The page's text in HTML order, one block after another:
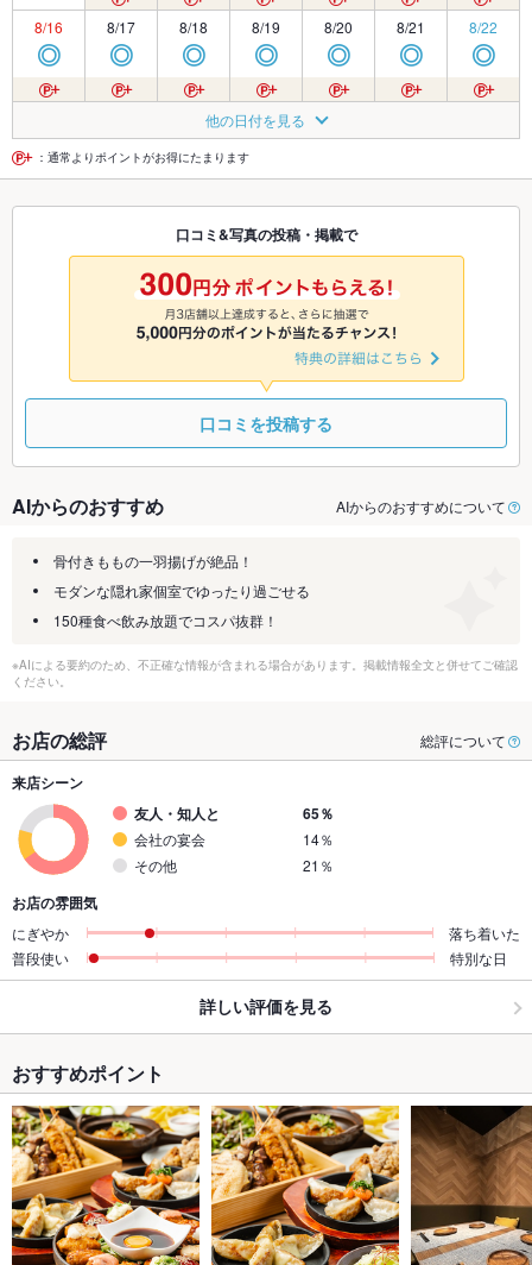
8/16
◎
8/17
◎
8/18
◎
8/19
◎
8/20
◎
8/21
◎
8/22
◎
◎ ◎
8/25
◎
8/26
◎
8/27
◎ ◎ ◎
8/30 8/31 9/1
◎
9/2
◎
9/3
◎
9/4 9/5
9/8
◎
9/9
◎
9/10
◎
9/11
他の日付を見る
：通常よりポイントがお得にたまります
口コミ&写真の投稿・掲載で
口コミを投稿する
AIからのおすすめ AIからのおすすめについて
骨付きももの一羽揚げが絶品！
モダンな隠れ家個室でゆったり過ごせる
150種食べ飲み放題でコスパ抜群！
※AIによる要約のため、不正確な情報が含まれる場合があります。掲載情報全文と併せてご確認
ください。
お店の総評 総評について
来店シーン
友人・知人と
65％
会社の宴会
14％
その他
21％
お店の雰囲気
にぎやか
落ち着いた
普段使い
特別な日
詳しい評価を見る
おすすめポイント